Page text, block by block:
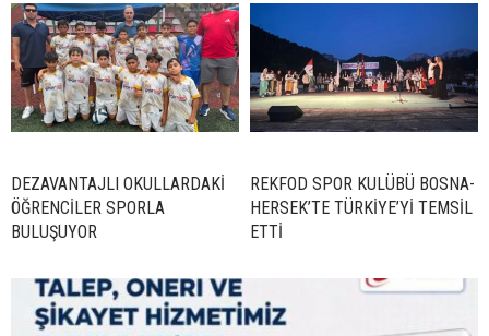
DEZAVANTAJLI OKULLARDAKİ
ÖĞRENCİLER SPORLA
BULUŞUYOR
REKFOD SPOR KULÜBÜ BOSNA-
HERSEK’TE TÜRKİYE’Yİ TEMSİL
ETTİ